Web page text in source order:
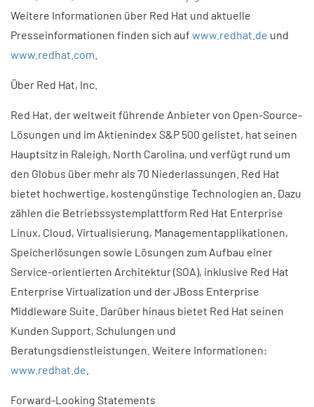
Weitere Informationen über Red Hat und aktuelle
Presseinformationen finden sich auf www.redhat.de und
www.redhat.com
Über Red Hat, Inc.
Red Hat, der weltweit führende Anbieter von Open-Source-
Lösungen und im Aktienindex S&P 500 gelistet, hat seinen
Hauptsitz in Raleigh, North Carolina, und verfügt rund um
den Globus über mehr als 70 Niederlassungen. Red Hat
bietet hochwertige, kostengünstige Technologien an. Dazu
zählen die Betriebssystemplattform Red Hat Enterprise
Linux, Cloud, Virtualisierung, Managementapplikationen,
Speicherlösungen sowie Lösungen zum Aufbau einer
Service-orientierten Architektur (SOA), inklusive Red Hat
Enterprise Virtualization und der JBoss Enterprise
Middleware Suite. Darüber hinaus bietet Red Hat seinen
Kunden Support, Schulungen und
Beratungsdienstleistungen. Weitere Informationen:
www.redhat.de
Forward-Looking Statements